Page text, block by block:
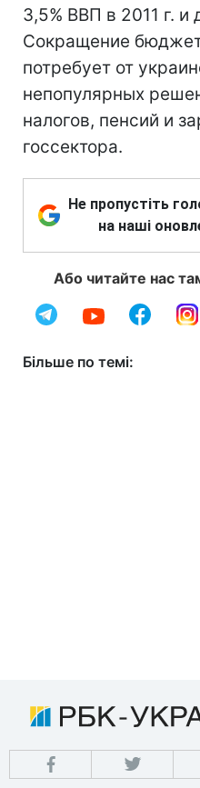
3,5% ВВП в 2011 г. и
Сокращение
потребует от
непопулярных
налогов, пенсий и
госсектора.
Не пропустіть
на наші
Або читайте нас
Більше по темі: